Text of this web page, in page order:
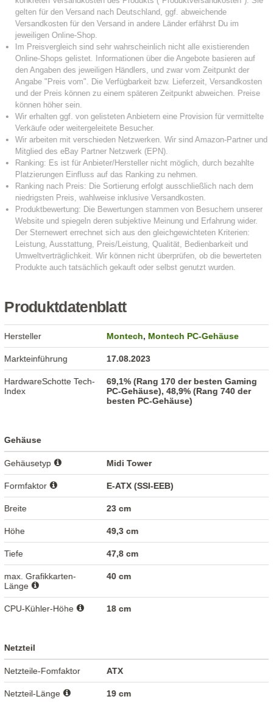
Produktdatenblatt
Hersteller Montech,Montech PC-Gehäuse
Markteinführung 17.08.2023
HardwareSchotte Tech-
Index
69,1% (Rang 170 der besten Gaming
PC-Gehäuse), 48,9% (Rang 740 der
besten PC-Gehäuse)
Gehäuse
Gehäusetyp Midi Tower
Formfaktor E-ATX (SSI-EEB)
Breite 23 cm
Höhe 49,3 cm
Tiefe 47,8 cm
max. Grafikkarten-
Länge
40 cm
CPU-Kühler-Höhe 18 cm
Netzteil
Netzteile-Fomfaktor ATX
Netzteil-Länge 19 cm